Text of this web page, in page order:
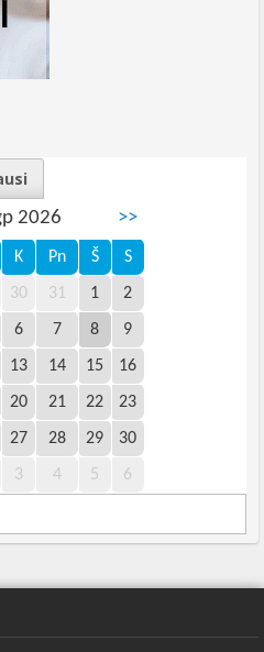
2026 >>
K Pn Š S
30 31 1 2
6 7 8 9
13 14 15 16
20 21 22 23
27 28 29 30
3 4 5 6